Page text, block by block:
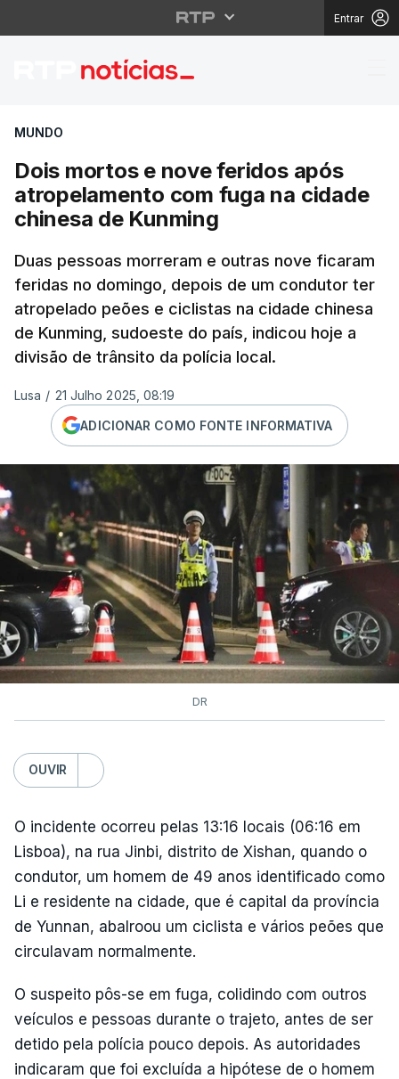
Entrar
Dois mortos e nove
MUNDO
Dois mortos e nove feridos após
atropelamento com fuga na cidade
chinesa de Kunming
Duas pessoas morreram e outras nove ficaram
feridas no domingo, depois de um condutor ter
atropelado peões e ciclistas na cidade chinesa
de Kunming, sudoeste do país, indicou hoje a
divisão de trânsito da polícia local.
Lusa / 21 Julho 2025, 08:19
ADICIONAR COMO FONTE INFORMATIVA
DR
OUVIR
O incidente ocorreu pelas 13:16 locais (06:16 em
Lisboa), na rua Jinbi, distrito de Xishan, quando o
condutor, um homem de 49 anos identificado como
Li e residente na cidade, que é capital da província
de Yunnan, abalroou um ciclista e vários peões que
circulavam normalmente.
O suspeito pôs-se em fuga, colidindo com outros
veículos e pessoas durante o trajeto, antes de ser
detido pela polícia pouco depois. As autoridades
indicaram que foi excluída a hipótese de o homem